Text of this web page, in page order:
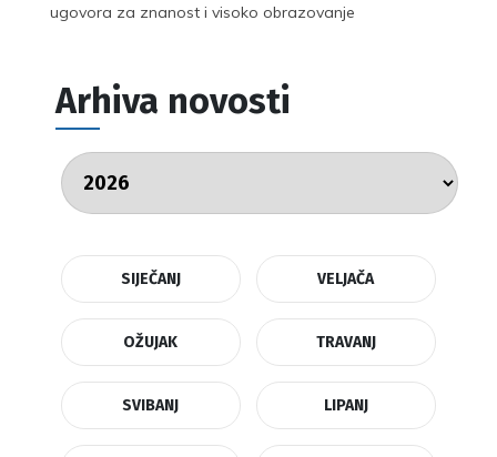
ugovora za znanost i visoko obrazovanje
Arhiva novosti
SIJEČANJ VELJAČA
OŽUJAK TRAVANJ
SVIBANJ LIPANJ